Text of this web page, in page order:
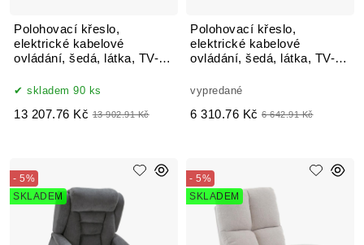
Polohovací křeslo,
elektrické kabelové
ovládání, šedá, látka, TV-
skladem 90 ks
13 207.76 Kč 13 902.91 Kč
Polohovací křeslo,
elektrické kabelové
ovládání, šedá, látka, TV-
vypredané
6 310.76 Kč 6 642.91 Kč
- 5%
SKLADEM
- 5%
SKLADEM